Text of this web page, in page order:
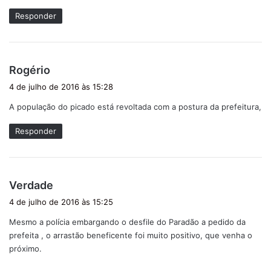
:
Responder
Rogério
s
e
:
4 de julho de 2016 às 15:28
A população do picado está revoltada com a postura da prefeitura,
Responder
Verdade
s
e
4 de julho de 2016 às 15:25
Mesmo a polícia embargando o desfile do Paradão a pedido da
prefeita , o arrastão beneficente foi muito positivo, que venha o
próximo.